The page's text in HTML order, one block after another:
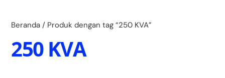
content
Beranda / Produk dengan tag “250 KVA”
250 KVA
Top